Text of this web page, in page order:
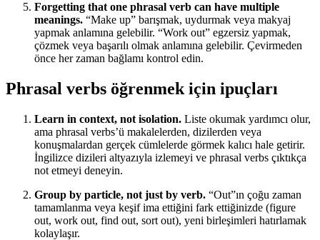
Forgetting that one phrasal verb can have multiple
meanings. “Make up” barışmak, uydurmak veya makyaj
yapmak anlamına gelebilir. “Work out” egzersiz yapmak,
çözmek veya başarılı olmak anlamına gelebilir. Çevirmeden
önce her zaman bağlamı kontrol edin.
Phrasal verbs öğrenmek için ipuçları
Learn in context, not isolation. Liste okumak yardımcı olur,
ama phrasal verbs’ü makalelerden, dizilerden veya
konuşmalardan gerçek cümlelerde görmek kalıcı hale getirir.
İngilizce dizileri altyazıyla izlemeyi ve phrasal verbs çıktıkça
not etmeyi deneyin.
Group by particle, not just by verb. “Out”ın çoğu zaman
tamamlanma veya keşif ima ettiğini fark ettiğinizde (figure
out, work out, find out, sort out), yeni birleşimleri hatırlamak
kolaylaşır.